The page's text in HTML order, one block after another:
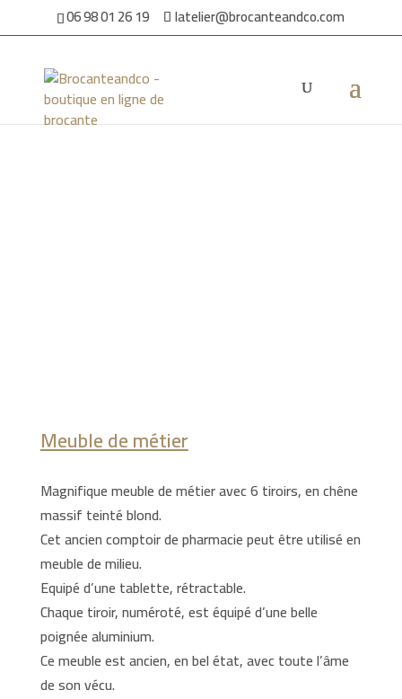
06 98 01 26 19 latelier@brocanteandco.com
Accueil/Par ambiance/ / Meuble de métier
Meuble de métier
Magnifique meuble de métier avec 6 tiroirs, en chêne
massif teinté blond.
Cet ancien comptoir de pharmacie peut être utilisé en
meuble de milieu.
Equipé d’une tablette, rétractable.
Chaque tiroir, numéroté, est équipé d’une belle
poignée aluminium.
Ce meuble est ancien, en bel état, avec toute l’âme
de son vécu.